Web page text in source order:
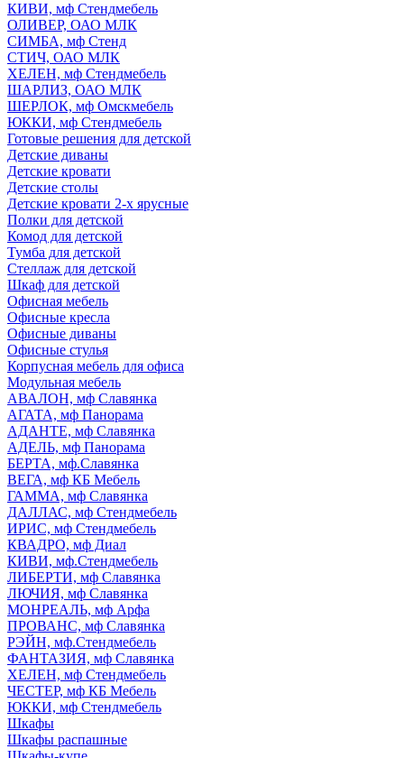
КИВИ, мф Стендмебель
ОЛИВЕР, ОАО МЛК
СИМБА, мф Стенд
СТИЧ, ОАО МЛК
ХЕЛЕН, мф Стендмебель
ШАРЛИЗ, ОАО МЛК
ШЕРЛОК, мф Омскмебель
ЮККИ, мф Стендмебель
Готовые решения для детской
Детские диваны
Детские кровати
Детские столы
Детские кровати 2-х ярусные
Полки для детской
Комод для детской
Тумба для детской
Стеллаж для детской
Шкаф для детской
Офисная мебель
Офисные кресла
Офисные диваны
Офисные стулья
Корпусная мебель для офиса
Модульная мебель
АВАЛОН, мф Славянка
АГАТА, мф Панорама
АДАНТЕ, мф Славянка
АДЕЛЬ, мф Панорама
БЕРТА, мф.Славянка
ВЕГА, мф КБ Мебель
ГАММА, мф Славянка
ДАЛЛАС, мф Стендмебель
ИРИС, мф Стендмебель
КВАДРО, мф Диал
КИВИ, мф.Стендмебель
ЛИБЕРТИ, мф Славянка
ЛЮЧИЯ, мф Славянка
МОНРЕАЛЬ, мф Арфа
ПРОВАНС, мф Славянка
РЭЙН, мф.Стендмебель
ФАНТАЗИЯ, мф Славянка
ХЕЛЕН, мф Стендмебель
ЧЕСТЕР, мф КБ Мебель
ЮККИ, мф Стендмебель
Шкафы
Шкафы распашные